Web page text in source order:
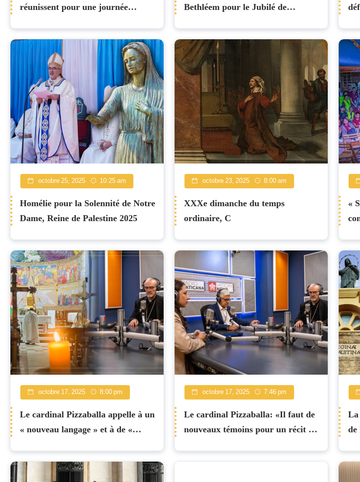
réunissent pour une journée
Bethléem pour le Jubilé de
octobre 25, 2025 10:25 am
Homélie pour la Solennité de Notre
Dame, Reine de Palestine 2025
octobre 23, 2025 8:00 am
XXXe dimanche du temps
ordinaire, C
«
octobre 17, 2025 8:00 pm
Le cardinal Pizzaballa appelle à un
« nouveau langage » et à de «
octobre 17, 2025 7:46 pm
Le cardinal Pizzaballa: «Il faut de
nouveaux témoins pour un récit de
La
de